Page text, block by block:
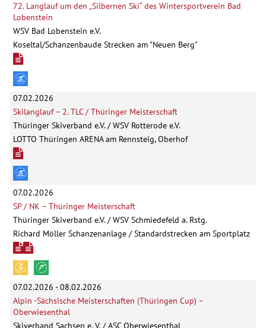
72. Langlauf um den „Silbernen Ski“ des Wintersportverein Bad
Lobenstein
WSV Bad Lobenstein e.V.
Koseltal/Schanzenbaude Strecken am "Neuen Berg"
07.02.2026
Skilanglauf – 2. TLC / Thüringer Meisterschaft
Thüringer Skiverband e.V. / WSV Rotterode e.V.
LOTTO Thüringen ARENA am Rennsteig, Oberhof
07.02.2026
SP / NK – Thüringer Meisterschaft
Thüringer Skiverband e.V. / WSV Schmiedefeld a. Rstg.
Richard Möller Schanzenanlage / Standardstrecken am Sportplatz
07.02.2026 - 08.02.2026
Alpin -Sächsische Meisterschaften (Thüringen Cup) –
Oberwiesenthal
Skiverband Sachsen e. V. / ASC Oberwiesenthal